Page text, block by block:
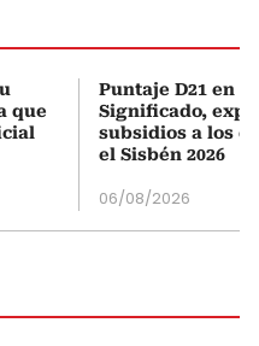
que
Puntaje D21 en
Significado,
subsidios a los
el Sisbén 2026
06/08/2026